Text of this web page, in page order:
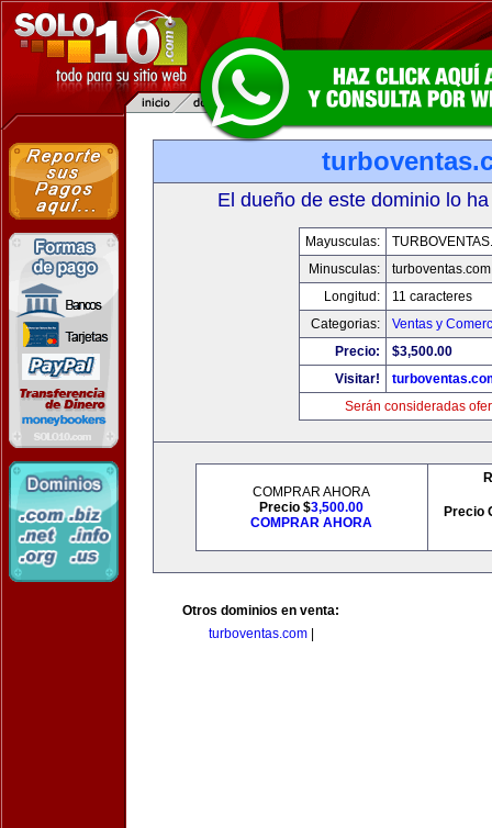
El dueño de este dominio lo
Mayusculas:
Minusculas:
turboventas.com
Longitud:
11 caracteres
Categorias:
Ventas y
Precio:
$3,500.00
Visitar!
Serán consideradas
COMPRAR AHORA
Precio $3,500.00
COMPRAR AHORA
Precio
Otros dominios en venta:
turboventas.com|